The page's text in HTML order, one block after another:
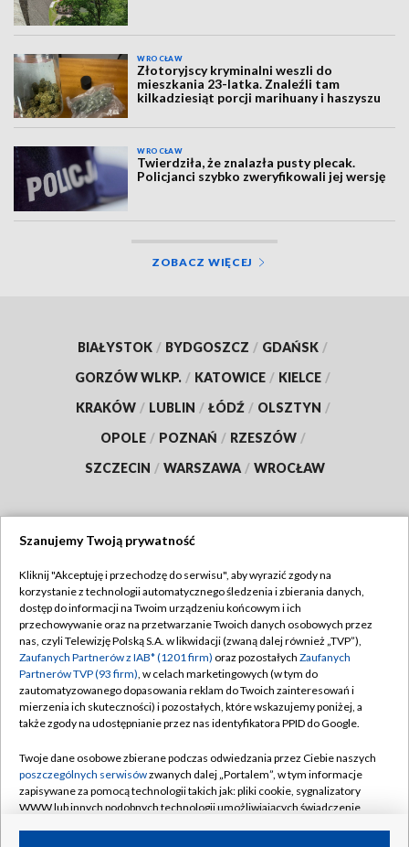
WROCŁAW
Złotoryjscy kryminalni weszli do
mieszkania 23-latka. Znaleźli tam
kilkadziesiąt porcji marihuany i haszyszu
WROCŁAW
Twierdziła, że znalazła pusty plecak.
Policjanci szybko zweryfikowali jej wersję
ZOBACZ WIĘCEJ
BIAŁYSTOK / BYDGOSZCZ / GDAŃSK /
GORZÓW WLKP. / KATOWICE / KIELCE /
KRAKÓW / LUBLIN / ŁÓDŹ / OLSZTYN /
OPOLE / POZNAŃ / RZESZÓW /
SZCZECIN / WARSZAWA / WROCŁAW
TVP
Abonament TVP
Emisja w TVP
Centrum informacji TVP
Naziemna Telewizja Cyfrowa
Rada Programowa
System NOS
Informacje o nadawcy
Regulamin TVP
Polityka prywatności
Moje zgody
Pomoc
Kontakt
Kanały
Szanujemy Twoją prywatność
Kliknij "Akceptuję i przechodzę do serwisu", aby wyrazić zgody na
korzystanie z technologii automatycznego śledzenia i zbierania danych,
dostęp do informacji na Twoim urządzeniu końcowym i ich
przechowywanie oraz na przetwarzanie Twoich danych osobowych przez
nas, czyli Telewizję Polską S.A. w likwidacji (zwaną dalej również „TVP”),
Zaufanych Partnerów z IAB* (1201 firm) oraz pozostałych Zaufanych
Partnerów TVP (93 firm), w celach marketingowych (w tym do
zautomatyzowanego dopasowania reklam do Twoich zainteresowań i
mierzenia ich skuteczności) i pozostałych, które wskazujemy poniżej, a
także zgody na udostępnianie przez nas identyfikatora PPID do Google.
Twoje dane osobowe zbierane podczas odwiedzania przez Ciebie naszych
poszczególnych serwisówzwanych dalej „Portalem”, w tym informacje
zapisywane za pomocą technologii takich jak: pliki cookie, sygnalizatory
WWW lub innych podobnych technologii umożliwiających świadczenie